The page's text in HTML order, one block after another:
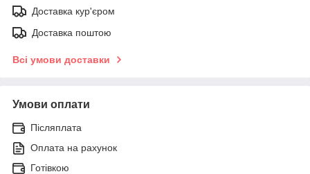
Доставка кур'єром
Доставка поштою
Всі умови доставки
Умови оплати
Післяплата
Оплата на рахунок
Готівкою